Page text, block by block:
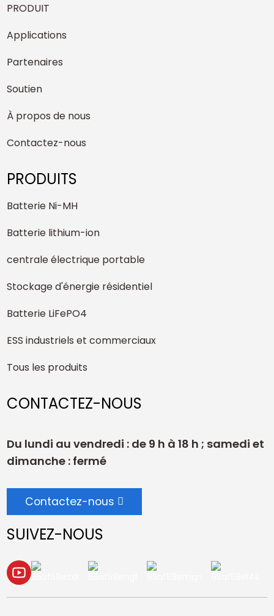
PRODUIT
Applications
Partenaires
Soutien
À propos de nous
Contactez-nous
PRODUITS
Batterie Ni-MH
Batterie lithium-ion
centrale électrique portable
Stockage d'énergie résidentiel
Batterie LiFePO4
ESS industriels et commerciaux
Tous les produits
CONTACTEZ-NOUS
Du lundi au vendredi : de 9 h à 18 h ; samedi et
dimanche : fermé
Contactez-nous
SUIVEZ-NOUS